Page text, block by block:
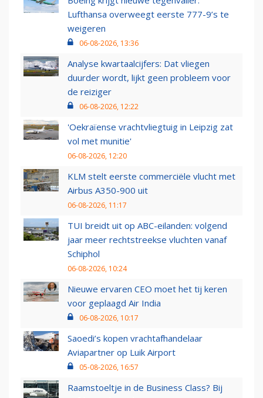
Lufthansa overweegt eerste 777-9’s te
weigeren
06-08-2026, 13:36
Analyse kwartaalcijfers: Dat vliegen
duurder wordt, lijkt geen probleem voor
de reiziger
06-08-2026, 12:22
'Oekraïense vrachtvliegtuig in Leipzig zat
vol met munitie'
06-08-2026, 12:20
KLM stelt eerste commerciële vlucht met
Airbus A350-900 uit
06-08-2026, 11:17
TUI breidt uit op ABC-eilanden: volgend
jaar meer rechtstreekse vluchten vanaf
Schiphol
06-08-2026, 10:24
Nieuwe ervaren CEO moet het tij keren
voor geplaagd Air India
06-08-2026, 10:17
Saoedi’s kopen vrachtafhandelaar
Aviapartner op Luik Airport
05-08-2026, 16:57
Raamstoeltje in de Business Class? Bij